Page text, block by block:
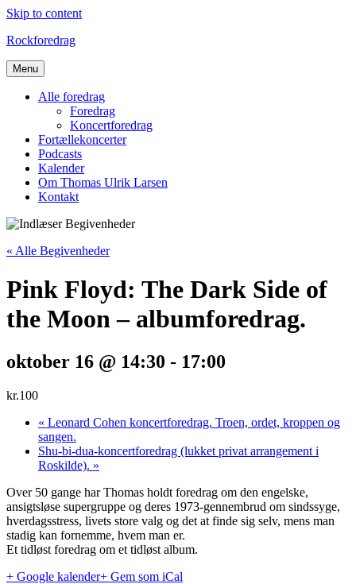
Skip to content
Rockforedrag
Menu
Alle foredrag
Foredrag
Koncertforedrag
Fortællekoncerter
Podcasts
Kalender
Om Thomas Ulrik Larsen
Kontakt
« Alle Begivenheder
Pink Floyd: The Dark Side of
the Moon – albumforedrag.
oktober 16 @ 14:30 - 17:00
kr.100
« Leonard Cohen koncertforedrag. Troen, ordet, kroppen og
sangen.
Shu-bi-dua-koncertforedrag (lukket privat arrangement i
Roskilde). »
Over 50 gange har Thomas holdt foredrag om den engelske,
ansigtsløse supergruppe og deres 1973-gennembrud om sindssyge,
hverdagsstress, livets store valg og det at finde sig selv, mens man
stadig kan fornemme, hvem man er.
Et tidløst foredrag om et tidløst album.
+ Google kalender+ Gem som iCal